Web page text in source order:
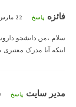
فائزه پاسخ 22 مارس 2023
سلام ،من دانشجو
اینکه آیا مدرک
مدیر سایت پاسخ